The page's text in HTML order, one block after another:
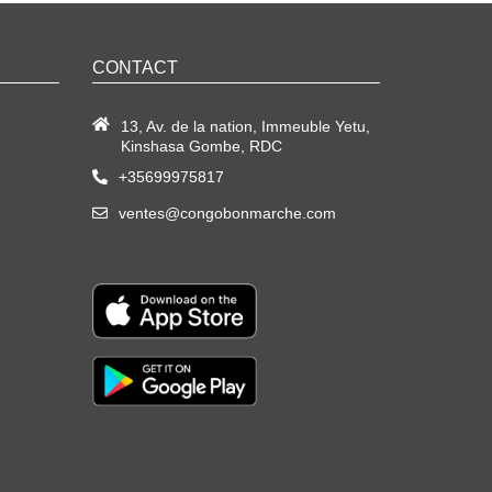
CONTACT
13, Av. de la nation, Immeuble Yetu,
Kinshasa Gombe, RDC
+35699975817
ventes@congobonmarche.com